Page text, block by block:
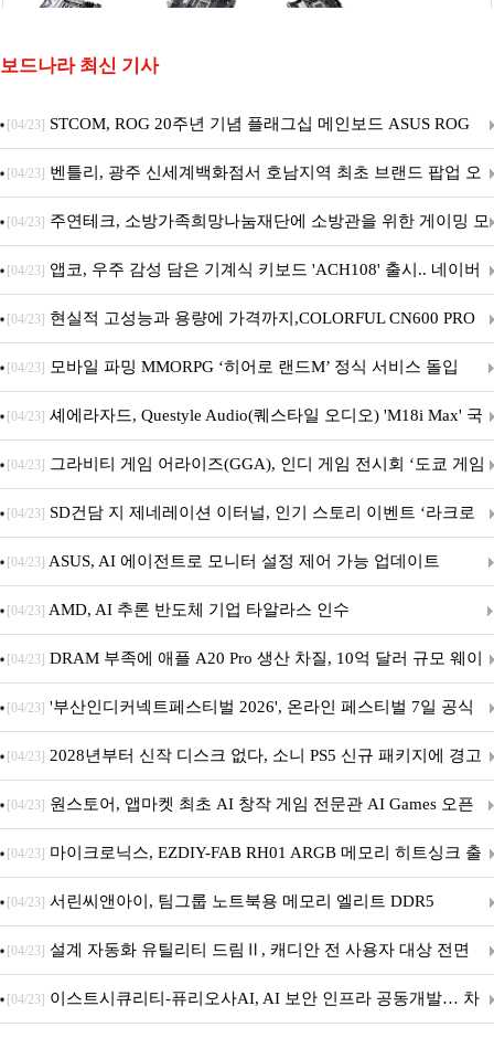
보드나라 최신 기사
[04/23] STCOM, ROG 20주년 기념 플래그십 메인보드 ASUS ROG
Crosshair X870E EDITION 20 국내 출시 예정
[04/23] 벤틀리, 광주 신세계백화점서 호남지역 최초 브랜드 팝업 오
픈
[04/23] 주연테크, 소방가족희망나눔재단에 소방관을 위한 게이밍 모
니터·스마트 펫 침대 기부
[04/23] 앱코, 우주 감성 담은 기계식 키보드 'ACH108' 출시.. 네이버
브랜드데이 기획전 진행
[04/23] 현실적 고성능과 용량에 가격까지,COLORFUL CN600 PRO
M.2 NVMe 디앤디컴 1TB
[04/23] 모바일 파밍 MMORPG ‘히어로 랜드M’ 정식 서비스 돌입
[04/23] 셰에라자드, Questyle Audio(퀘스타일 오디오) 'M18i Max' 국
내 정식 출시
[04/23] 그라비티 게임 어라이즈(GGA), 인디 게임 전시회 ‘도쿄 게임
던전 13’ 참가!
[04/23] SD건담 지 제네레이션 이터널, 인기 스토리 이벤트 ‘라크로
아의 용사’ 재개최 및 풍성한 기념 이벤트 실시!
[04/23] ASUS, AI 에이전트로 모니터 설정 제어 가능 업데이트
[04/23] AMD, AI 추론 반도체 기업 타알라스 인수
[04/23] DRAM 부족에 애플 A20 Pro 생산 차질, 10억 달러 규모 웨이
퍼 대기
[04/23] '부산인디커넥트페스티벌 2026', 온라인 페스티벌 7일 공식
개막... 22일간 진행
[04/23] 2028년부터 신작 디스크 없다, 소니 PS5 신규 패키지에 경고
문 추가
[04/23] 원스토어, 앱마켓 최초 AI 창작 게임 전문관 AI Games 오픈
[04/23] 마이크로닉스, EZDIY-FAB RH01 ARGB 메모리 히트싱크 출
시
[04/23] 서린씨앤아이, 팀그룹 노트북용 메모리 엘리트 DDR5
5600MHz 16GB 출시
[04/23] 설계 자동화 유틸리티 드림Ⅱ, 캐디안 전 사용자 대상 전면
무상 배포
[04/23] 이스트시큐리티-퓨리오사AI, AI 보안 인프라 공동개발… 차